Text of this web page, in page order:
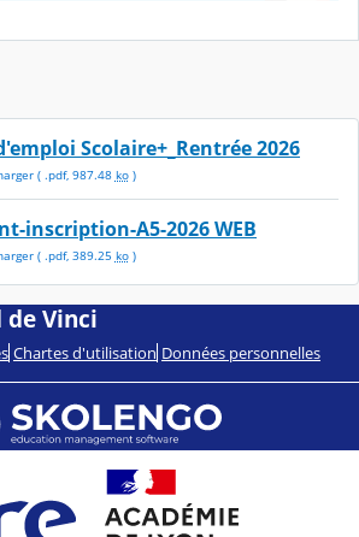
Scolaire+_Rentrée 2026
( .pdf, 987.48 ko)
inscription-A5-2026 WEB
( .pdf, 389.25 ko)
de Vinci
Chartes d'utilisation Données personnelles